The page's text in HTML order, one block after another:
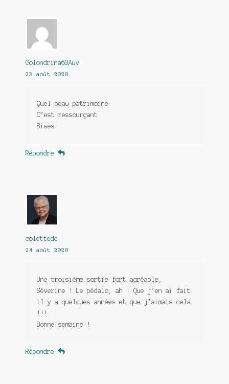
Golondrina63Auv
23 août 2020
Quel beau patrimoine
C’est ressourçant
Bises
Répondre
colettedc
24 août 2020
Une troisième sortie fort agréable,
Séverine ! Le pédalo, ah ! Que j’en ai fait
il y a quelques années et que j’aimais cela
!!!
Bonne semaine !
Répondre